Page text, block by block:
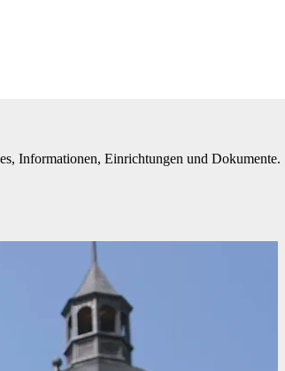
Informationen, Einrichtungen und Dokumente.